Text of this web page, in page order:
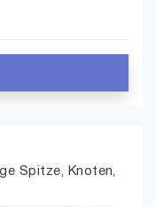
Spitze, Knoten,